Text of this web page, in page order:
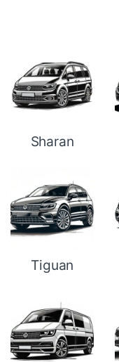
Sharan
Tiguan